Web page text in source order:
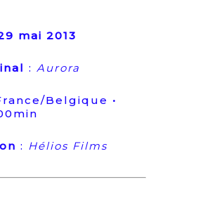
mai 2013
: Aurora
Belgique •
: Hélios Films